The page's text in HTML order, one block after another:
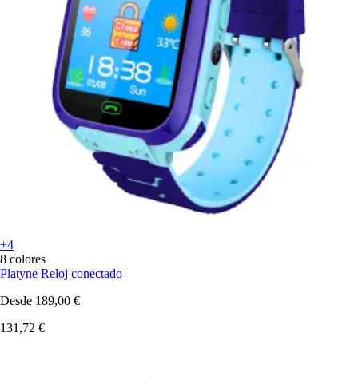
+4
8 colores
Platyne Reloj conectado
Desde 189,00 €
131,72 €